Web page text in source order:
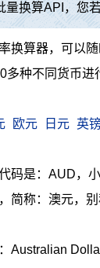
量换算API，您
换算器，可以
多种不同货币进
欧元 日元 英
码是：AUD，
简称：澳元，
Australian